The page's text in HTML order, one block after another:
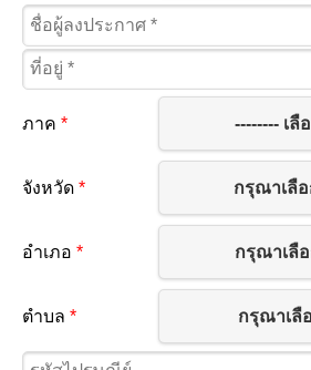
ภาค * -------- เลื
จังหวัด * กรุณาเลื
อำเภอ * กรุณาเลื
ตำบล * กรุณาเลื